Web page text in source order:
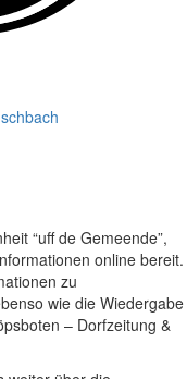
“uff de Gemeende”,
online bereit.
zu
wie die Wiedergabe
– Dorfzeitung &